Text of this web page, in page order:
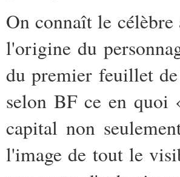
On connaît le
l'origine du
du premier feuillet
selon BF ce en quoi
capital non
l'image de tout le